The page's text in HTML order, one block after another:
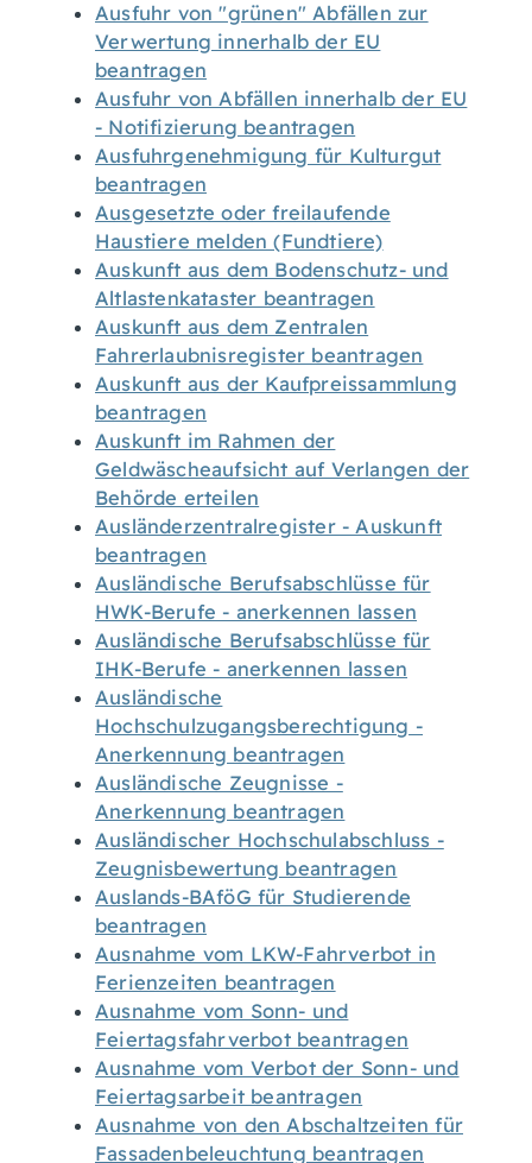
Ausfuhr von "grünen" Abfällen zur
Verwertung innerhalb der EU
beantragen
Ausfuhr von Abfällen innerhalb der EU
- Notifizierung beantragen
Ausfuhrgenehmigung für Kulturgut
beantragen
Ausgesetzte oder freilaufende
Haustiere melden (Fundtiere)
Auskunft aus dem Bodenschutz- und
Altlastenkataster beantragen
Auskunft aus dem Zentralen
Fahrerlaubnisregister beantragen
Auskunft aus der Kaufpreissammlung
beantragen
Auskunft im Rahmen der
Geldwäscheaufsicht auf Verlangen der
Behörde erteilen
Ausländerzentralregister - Auskunft
beantragen
Ausländische Berufsabschlüsse für
HWK-Berufe - anerkennen lassen
Ausländische Berufsabschlüsse für
IHK-Berufe - anerkennen lassen
Ausländische
Hochschulzugangsberechtigung -
Anerkennung beantragen
Ausländische Zeugnisse -
Anerkennung beantragen
Ausländischer Hochschulabschluss -
Zeugnisbewertung beantragen
Auslands-BAföG für Studierende
beantragen
Ausnahme vom LKW-Fahrverbot in
Ferienzeiten beantragen
Ausnahme vom Sonn- und
Feiertagsfahrverbot beantragen
Ausnahme vom Verbot der Sonn- und
Feiertagsarbeit beantragen
Ausnahme von den Abschaltzeiten für
Fassadenbeleuchtung beantragen